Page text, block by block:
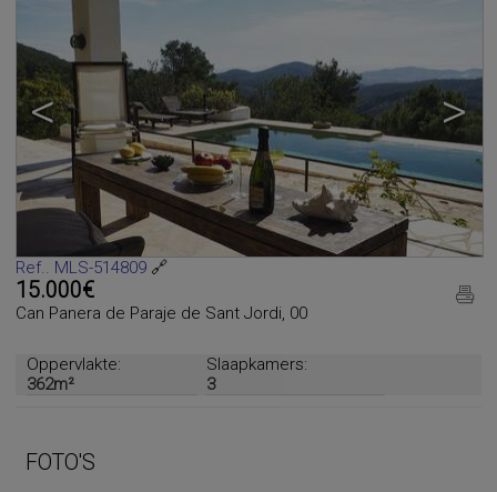
< >
Ref.. MLS-514809 🔗
15.000€
Can Panera de Paraje de Sant Jordi, 00
Oppervlakte:
362m²
Slaapkamers:
3
FOTO'S